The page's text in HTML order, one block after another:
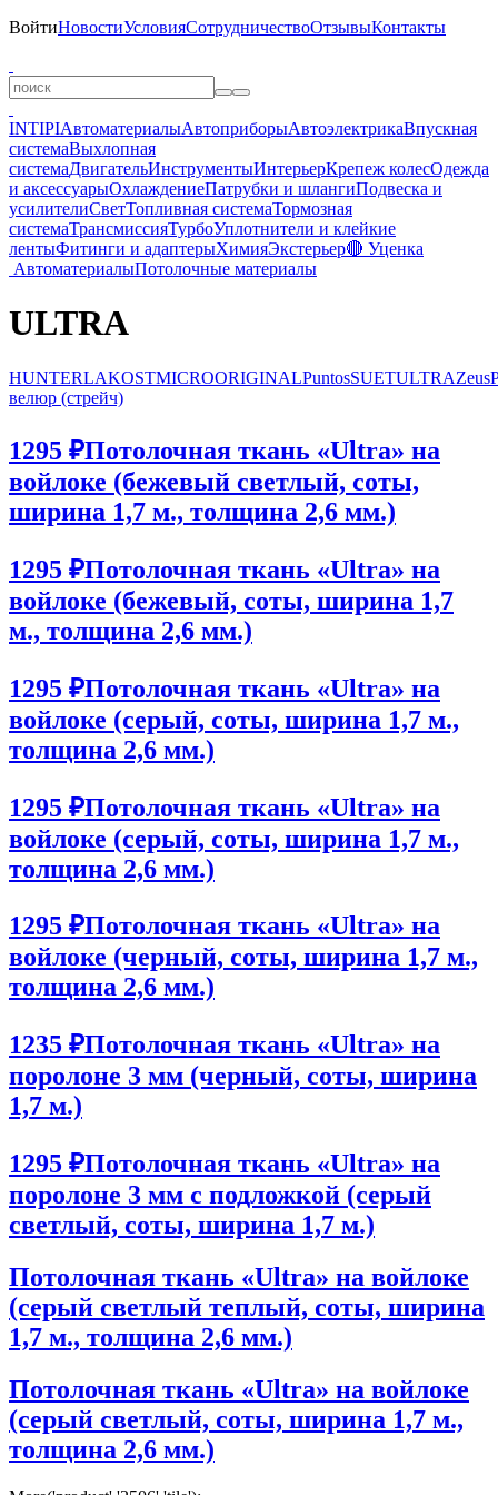
ВойтиНовостиУсловияСотрудничествоОтзывыКонтакты
INTIPIАвтоматериалыАвтоприборыАвтоэлектрикаВпускная
системаВыхлопная
системаДвигательИнструментыИнтерьерКрепеж колесОдежда
и аксессуарыОхлаждениеПатрубки и шлангиПодвеска и
усилителиСветТопливная системаТормозная
системаТрансмиссияТурбоУплотнители и клейкие
лентыФитинги и адаптерыХимияЭкстерьер🔴 Уценка
АвтоматериалыПотолочные материалы
ULTRA
HUNTERLAKOSTMICROORIGINALPuntosSUETULTRAZeus
велюр (стрейч)
1295 ₽Потолочная ткань «Ultra» на
войлоке (бежевый светлый, соты,
ширина 1,7 м., толщина 2,6 мм.)
1295 ₽Потолочная ткань «Ultra» на
войлоке (бежевый, соты, ширина 1,7
м., толщина 2,6 мм.)
1295 ₽Потолочная ткань «Ultra» на
войлоке (серый, соты, ширина 1,7 м.,
толщина 2,6 мм.)
1295 ₽Потолочная ткань «Ultra» на
войлоке (серый, соты, ширина 1,7 м.,
толщина 2,6 мм.)
1295 ₽Потолочная ткань «Ultra» на
войлоке (черный, соты, ширина 1,7 м.,
толщина 2,6 мм.)
1235 ₽Потолочная ткань «Ultra» на
поролоне 3 мм (черный, соты, ширина
1,7 м.)
1295 ₽Потолочная ткань «Ultra» на
поролоне 3 мм с подложкой (серый
светлый, соты, ширина 1,7 м.)
Потолочная ткань «Ultra» на войлоке
(серый светлый теплый, соты, ширина
1,7 м., толщина 2,6 мм.)
Потолочная ткань «Ultra» на войлоке
(серый светлый, соты, ширина 1,7 м.,
толщина 2,6 мм.)